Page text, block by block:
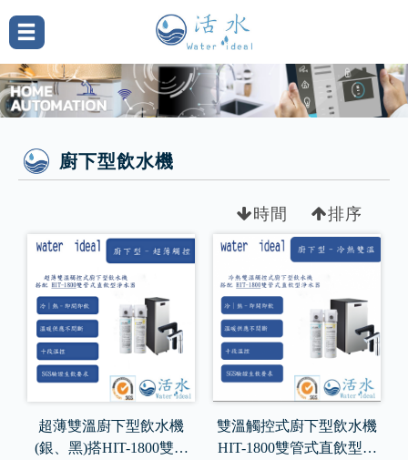
廚下型飲水機
時間 排序
超薄雙溫廚下型飲水機
(銀、黑)搭HIT-1800雙管
雙溫觸控式廚下型飲水機
HIT-1800雙管式直飲型淨